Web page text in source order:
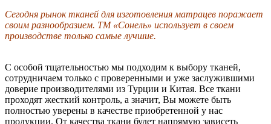
Сегодня рынок тканей для изготовления матрацев поражает
своим разнообразием. ТМ «Сонель» использует в своем
производстве только самые лучшие.
С особой тщательностью мы подходим к выбору тканей,
сотрудничаем только с проверенными и уже заслужившими
доверие производителями из Турции и Китая. Все ткани
проходят жесткий контроль, а значит, Вы можете быть
полностью уверены в качестве приобретенной у нас
продукции. От качества ткани будет напрямую зависеть